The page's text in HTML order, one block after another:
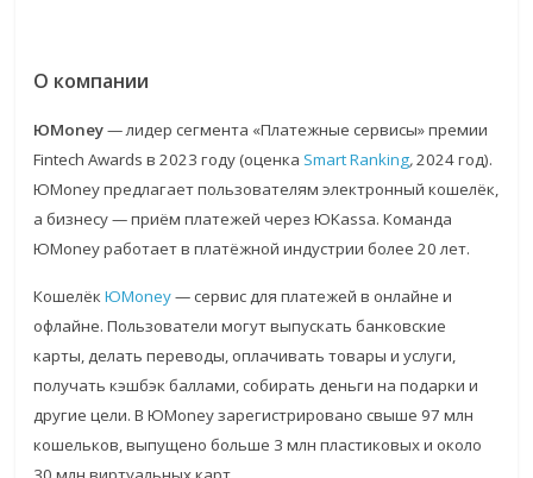
О компании
ЮMoney— лидер сегмента «Платежные сервисы» премии
Fintech Awards в 2023 году (оценка Smart Ranking,2024 год).
ЮMoney предлагает пользователям электронный кошелёк,
а бизнесу — приём платежей через ЮKassa. Команда
ЮMoney работает в платёжной индустрии более 20 лет.
КошелёкЮMoney— сервис для платежей в онлайне и
офлайне. Пользователи могут выпускать банковские
карты, делать переводы, оплачивать товары и услуги,
получать кэшбэк баллами, собирать деньги на подарки и
другие цели. В ЮMoney зарегистрировано свыше 97 млн
кошельков, выпущено больше 3 млн пластиковых и около